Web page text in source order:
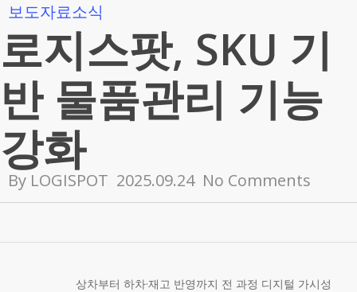
보도자료소식
로지스팟, SKU 기
반 물품관리 기능
강화
By LOGISPOT 2025.09.24 No Comments
상차부터 하차·재고 반영까지 전 과정 디지털 가시성